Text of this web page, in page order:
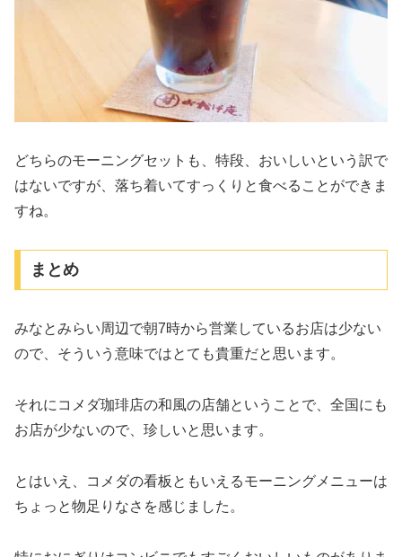
どちらのモーニングセットも、特段、おいしいという訳で
はないですが、落ち着いてすっくりと食べることができま
すね。
まとめ
みなとみらい周辺で朝7時から営業しているお店は少ない
ので、そういう意味ではとても貴重だと思います。
それにコメダ珈琲店の和風の店舗ということで、全国にも
お店が少ないので、珍しいと思います。
とはいえ、コメダの看板ともいえるモーニングメニューは
ちょっと物足りなさを感じました。